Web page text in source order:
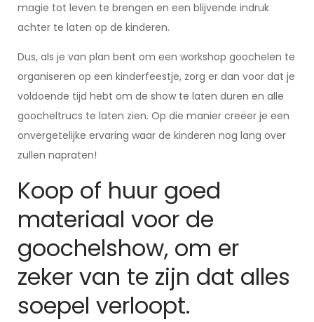
magie tot leven te brengen en een blijvende indruk
achter te laten op de kinderen.
Dus, als je van plan bent om een workshop goochelen te
organiseren op een kinderfeestje, zorg er dan voor dat je
voldoende tijd hebt om de show te laten duren en alle
goocheltrucs te laten zien. Op die manier creëer je een
onvergetelijke ervaring waar de kinderen nog lang over
zullen napraten!
Koop of huur goed
materiaal voor de
goochelshow, om er
zeker van te zijn dat alles
soepel verloopt.